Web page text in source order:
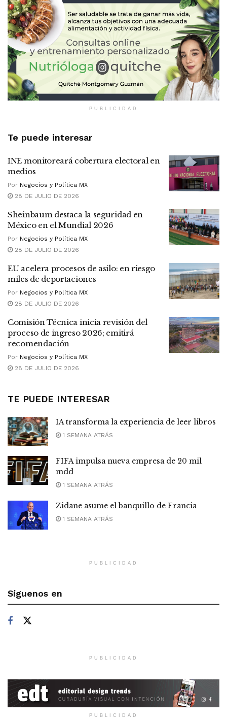
PUBLICIDAD
Te puede interesar
INE monitoreará cobertura electoral en
medios
Por Negocios y Política MX
28 DE JULIO DE 2026
Sheinbaum destaca la seguridad en
México en el Mundial 2026
Por Negocios y Política MX
28 DE JULIO DE 2026
EU acelera procesos de asilo: en riesgo
miles de deportaciones
Por Negocios y Política MX
28 DE JULIO DE 2026
Comisión Técnica inicia revisión del
proceso de ingreso 2026; emitirá
recomendación
Por Negocios y Política MX
28 DE JULIO DE 2026
TE PUEDE INTERESAR
IA transforma la experiencia de leer libros
1 SEMANA ATRÁS
FIFA impulsa nueva empresa de 20 mil
mdd
1 SEMANA ATRÁS
Zidane asume el banquillo de Francia
1 SEMANA ATRÁS
PUBLICIDAD
Síguenos en
PUBLICIDAD
PUBLICIDAD